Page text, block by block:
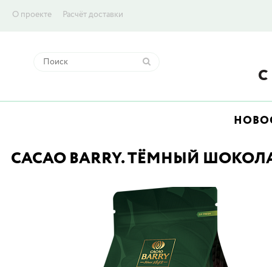
О проекте Расчёт доставки
CACAO BARRY. ТЁМНЫЙ